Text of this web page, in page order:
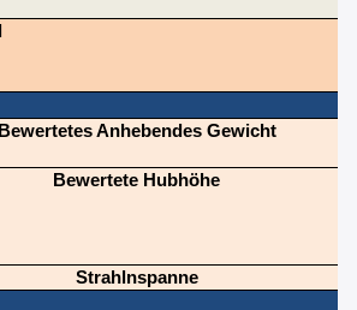
Bewertetes Anhebendes Gewicht
Bewertete Hubhöhe
Strahlnspanne